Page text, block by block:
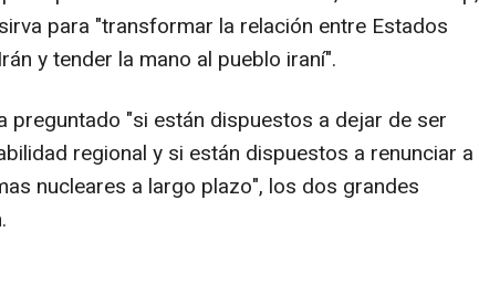
para "transformar la relación entre Estados
y tender la mano al pueblo iraní".
preguntado "si están dispuestos a dejar de ser
regional y si están dispuestos a renunciar a
nucleares a largo plazo", los dos grandes